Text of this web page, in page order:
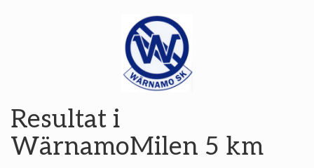
Resultat i
WärnamoMilen 5 km